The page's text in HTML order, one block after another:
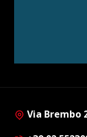
Via Brembo